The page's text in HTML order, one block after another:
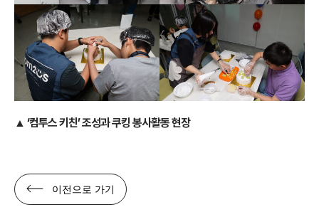
▲ ‘컴투스 키친’ 조성과 쿠킹 봉사활동 현장
이전으로 가기